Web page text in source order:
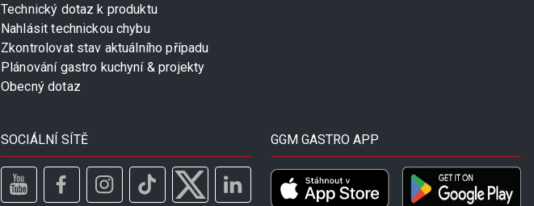
Technický dotaz k produktu
Nahlásit technickou chybu
Zkontrolovat stav aktuálního případu
Plánování gastro kuchyní & projekty
Obecný dotaz
SOCIÁLNÍ SÍTĚ GGM GASTRO APP